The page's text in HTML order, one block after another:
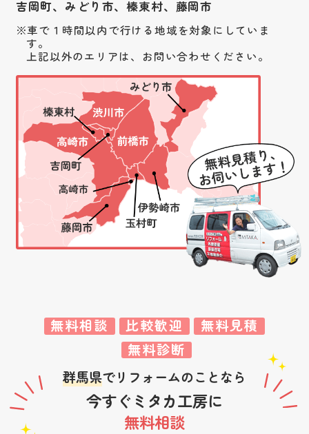
吉岡町、みどり市、榛東村、藤岡市
車で１時間以内で行ける地域を対象にしていま
す。
上記以外のエリアは、お問い合わせください。
無料相談 比較歓迎
無料見積
無料診断
群馬県でリフォームのことなら
今すぐミタカ工房に
無料相談